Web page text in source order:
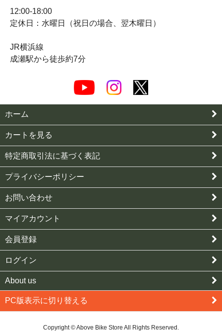
12:00-18:00
定休日：水曜日（祝日の場合、翌木曜日）
JR横浜線
成瀬駅から徒歩約7分
ホーム
カートを見る
特定商取引法に基づく表記
プライバシーポリシー
お問い合わせ
マイアカウント
会員登録
ログイン
About us
PC版表示に切り替える
Copyright © Above Bike Store All Rights Reserved.